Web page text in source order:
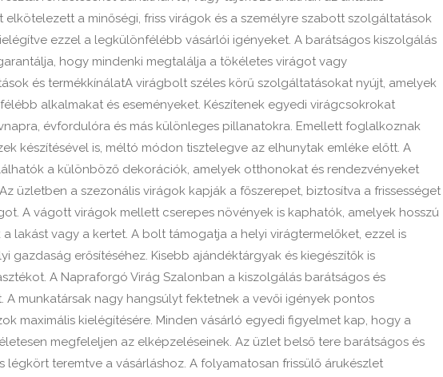
elkötelezett a minőségi, friss virágok és a személyre szabott szolgáltatások
ezzel a legkülönfélébb vásárlói igényeket. A barátságos kiszolgálás
hogy mindenki megtalálja a tökéletes virágot vagy
és termékkínálatA virágbolt széles körű szolgáltatásokat nyújt, amelyek
alkalmakat és eseményeket. Készítenek egyedi virágcsokrokat
évfordulóra és más különleges pillanatokra. Emellett foglalkoznak
készítésével is, méltó módon tisztelegve az elhunytak emléke előtt. A
a különböző dekorációk, amelyek otthonokat és rendezvényeket
üzletben a szezonális virágok kapják a főszerepet, biztosítva a frissességet
A vágott virágok mellett cserepes növények is kaphatók, amelyek hosszú
a lakást vagy a kertet. A bolt támogatja a helyi virágtermelőket, ezzel is
gazdaság erősítéséhez. Kisebb ajándéktárgyak és kiegészítők is
A Napraforgó Virág Szalonban a kiszolgálás barátságos és
A munkatársak nagy hangsúlyt fektetnek a vevői igények pontos
maximális kielégítésére. Minden vásárló egyedi figyelmet kap, hogy a
megfeleljen az elképzeléseinek. Az üzlet belső tere barátságos és
légkört teremtve a vásárláshoz. A folyamatosan frissülő árukészlet